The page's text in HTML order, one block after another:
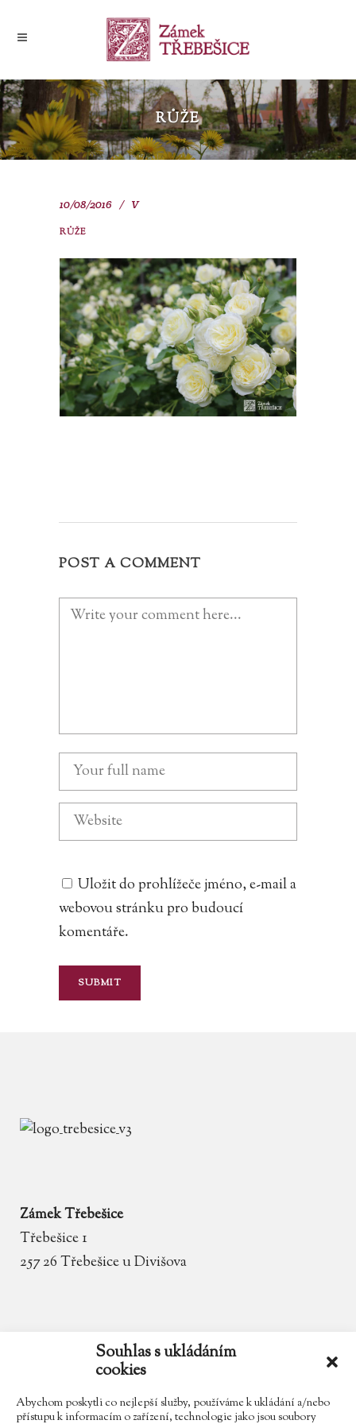
Souhlas s ukládáním
cookies
Abychom poskytli co nejlepší služby, používáme k ukládání a/nebo
přístupu k informacím o zařízení, technologie jako jsou soubory
RŮŽE
10/08/2016 V
RŮŽE
POST A COMMENT
Uložit do prohlížeče jméno, e-mail a
webovou stránku pro budoucí
komentáře.
Zámek Třebešice
Třebešice 1
257 26 Třebešice u Divišova
zamek.trebesice@volny.cz
602 354 467